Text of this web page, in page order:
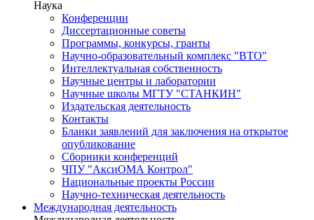
Наука
Конференции
Диссертационные советы
Программы, конкурсы, гранты
Научно-образовательный комплекс "ВТО"
Интеллектуальная собственность
Научные центры и лаборатории
Научные школы МГТУ "СТАНКИН"
Издательская деятельность
Контакты
Бланки заявлений для заключения на открытое
опубликование
Сборники конференций
ЧПУ "АксиОМА Контрол"
Национальные проекты России
Научно-техническая деятельность
Международная деятельность